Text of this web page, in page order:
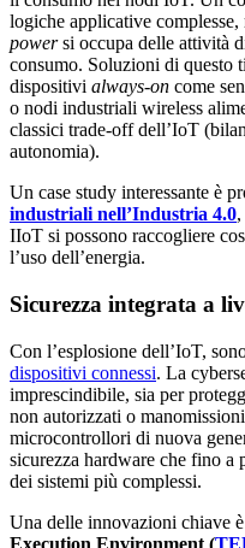
logiche applicative complesse,
powersi occupa delle attività
consumo. Soluzioni di questo
dispositivi always-on come
o nodi industriali wireless
classici trade-off dell’IoT
autonomia).
Un case study interessante è
industriali nell’Industria 4.0
IIoT si possono raccogliere
l’uso dell’energia.
Sicurezza integrata a
Con l’esplosione dell’IoT,
dispositivi connessi. La
imprescindibile, sia per
non autorizzati o
microcontrollori di nuova
sicurezza hardware che fino a
dei sistemi più complessi.
Una delle innovazioni chiave
Execution Environment (